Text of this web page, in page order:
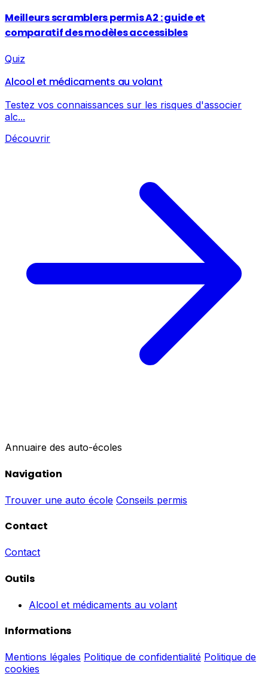
Meilleurs scramblers permis A2 : guide et
comparatif des modèles accessibles
Quiz
Alcool et médicaments au volant
Testez vos connaissances sur les risques d'associer
alc...
Découvrir
Annuaire des auto-écoles
Navigation
Trouver une auto école Conseils permis
Contact
Contact
Outils
Alcool et médicaments au volant
Informations
Mentions légales Politique de confidentialité Politique de
cookies